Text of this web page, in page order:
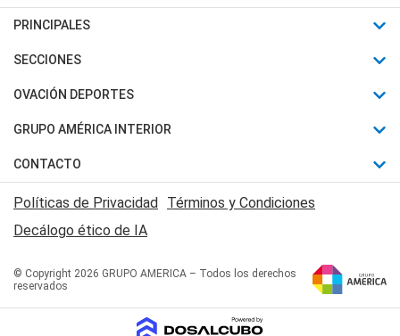
PRINCIPALES
Últimas Noticias
Política
Judiciales
Economia
SECCIONES
Horóscopo
Motores
Trucos caseros
Series y Películas
Edictos y Solicitadas
OVACIÓN DEPORTES
Fútbol
Mundial
Automovilismo
Rugby
Básquet
GRUPO AMÉRICA INTERIOR
Canal 7 en Vivo
San Juan 8
CONTACTO
Acerca de Nosotros
Contactanos
Políticas de Privacidad Términos y Condiciones
Decálogo ético de IA
© Copyright 2026 GRUPO AMERICA – Todos los derechos
reservados